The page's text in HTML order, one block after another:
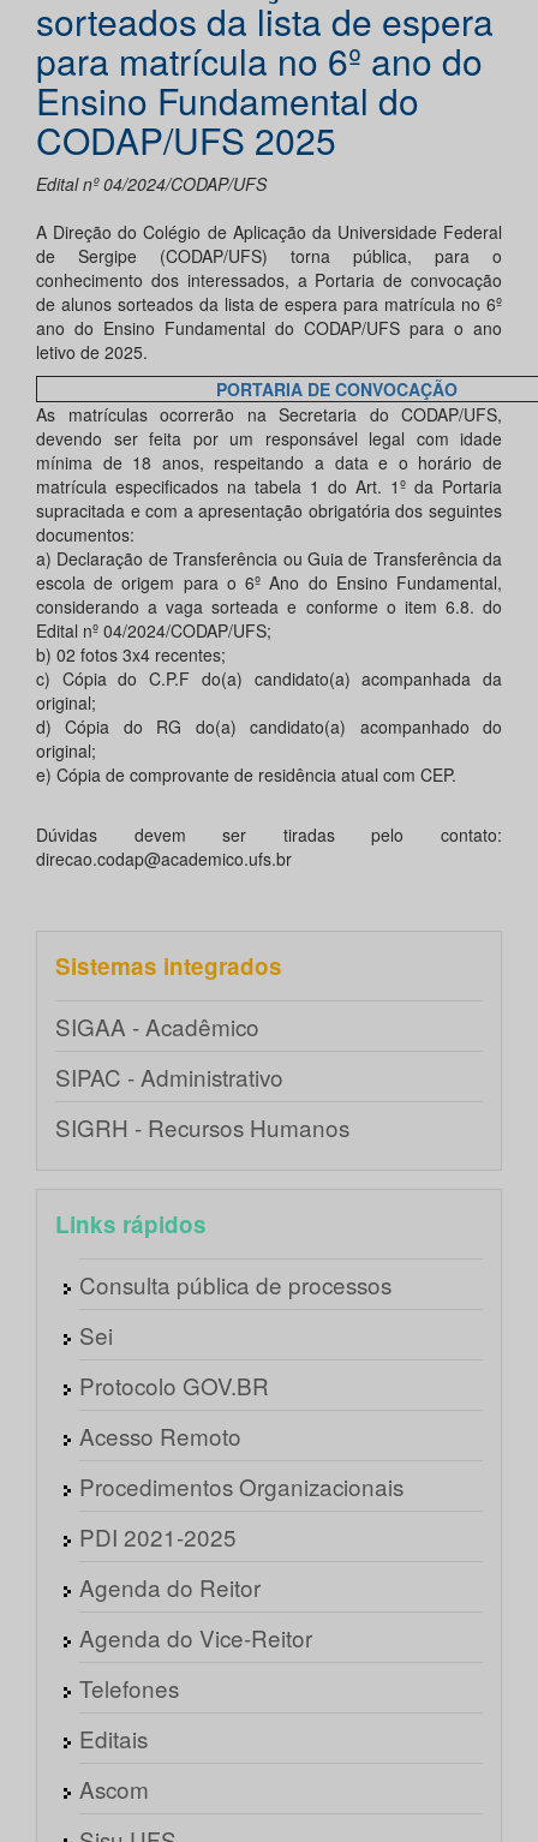
sorteados da lista de espera
para matrícula no 6º ano do
Ensino Fundamental do
CODAP/UFS 2025
Edital nº 04/2024/CODAP/UFS
A Direção do Colégio de Aplicação da Universidade Federal
de Sergipe (CODAP/UFS) torna pública, para o
conhecimento dos interessados, a Portaria de convocação
de alunos sorteados da lista de espera para matrícula no 6º
ano do Ensino Fundamental do CODAP/UFS para o ano
letivo de 2025.
PORTARIA DE CONVOCAÇÃO
As matrículas ocorrerão na Secretaria do CODAP/UFS,
devendo ser feita por um responsável legal com idade
mínima de 18 anos, respeitando a data e o horário de
matrícula especificados na tabela 1 do Art. 1º da Portaria
supracitada e com a apresentação obrigatória dos seguintes
documentos:
a) Declaração de Transferência ou Guia de Transferência da
escola de origem para o 6º Ano do Ensino Fundamental,
considerando a vaga sorteada e conforme o item 6.8. do
Edital nº 04/2024/CODAP/UFS;
b) 02 fotos 3x4 recentes;
c) Cópia do C.P.F do(a) candidato(a) acompanhada da
original;
d) Cópia do RG do(a) candidato(a) acompanhado do
original;
e) Cópia de comprovante de residência atual com CEP.
Dúvidas devem ser tiradas pelo contato:
direcao.codap@academico.ufs.br
Sistemas integrados
SIGAA - Acadêmico
SIPAC - Administrativo
SIGRH - Recursos Humanos
Links rápidos
Consulta pública de processos
Sei
Protocolo GOV.BR
Acesso Remoto
Procedimentos Organizacionais
PDI 2021-2025
Agenda do Reitor
Agenda do Vice-Reitor
Telefones
Editais
Ascom